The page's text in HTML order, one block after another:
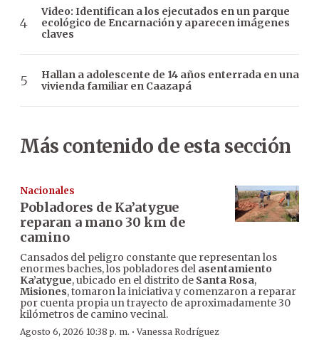
Video: Identifican a los ejecutados en un parque
ecológico de Encarnación y aparecen imágenes
claves
Hallan a adolescente de 14 años enterrada en una
vivienda familiar en Caazapá
Más contenido de esta sección
Nacionales
Pobladores de Ka’atygue
reparan a mano 30 km de
camino
Cansados del peligro constante que representan los
enormes baches, los pobladores del asentamiento
Ka’atygue, ubicado en el distrito de Santa Rosa,
Misiones, tomaron la iniciativa y comenzaron a reparar
por cuenta propia un trayecto de aproximadamente 30
kilómetros de camino vecinal.
Agosto 6, 2026 10:38 p. m. ·Vanessa Rodríguez